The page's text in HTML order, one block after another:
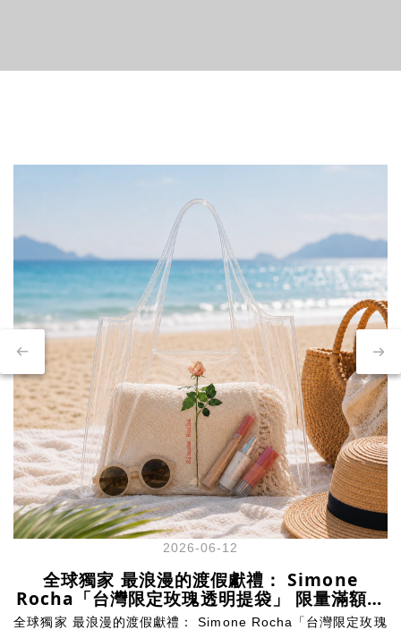
2026-06-12
全球獨家 最浪漫的渡假獻禮： Simone
Rocha「台灣限定玫瑰透明提袋」 限量滿額贈
活動即日開跑
全球獨家 最浪漫的渡假獻禮： Simone Rocha「台灣限定玫瑰